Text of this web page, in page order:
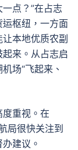
点？”在占志
枢纽，一方面
本地优质农副
来。从占志启
场“飞起来、
重视。在
局很快关注到
建议。